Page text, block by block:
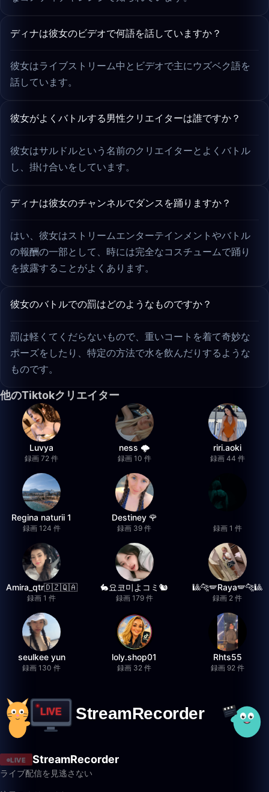
ディナは彼女のビデオで何語を話していますか？
彼女はライブストリーム中とビデオで主にウズベク語を
話しています。
彼女がよくバトルする男性クリエイターは誰ですか？
彼女はサルドルという名前のクリエイターとよくバトル
し、掛け合いをしています。
ディナは彼女のチャンネルでダンスを踊りますか？
はい、彼女はストリームエンターテインメントやバトル
の報酬の一部として、時には完全なコスチュームで踊り
を披露することがよくあります。
彼女のバトルでの罰はどのようなものですか？
罰は軽くてくだらないもので、重いコートを着て奇妙な
ポーズをしたり、特定の方法で水を飲んだりするような
ものです。
他のTiktokクリエイター
Luvya
録画 72 件
ness 🌩️
録画 10 件
riri.aoki
録画 44 件
Regina naturii 1
録画 124 件
Destiney 🌹
録画 39 件 録画 1 件
Amira_qtr🇩🇿🇶🇦
録画 1 件
🐇요코미よコミ🐿
録画 179 件
🎱🐆🪽Raya🪽🐆🎱
録画 2 件
seulkee yun
録画 130 件
loly.shop01
録画 32 件
Rhts55
録画 92 件
LIVE StreamRecorder
ライブ配信を見逃さない